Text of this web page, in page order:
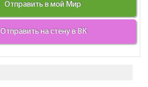
Отправить в мой Мир
Отправить на стену в ВК